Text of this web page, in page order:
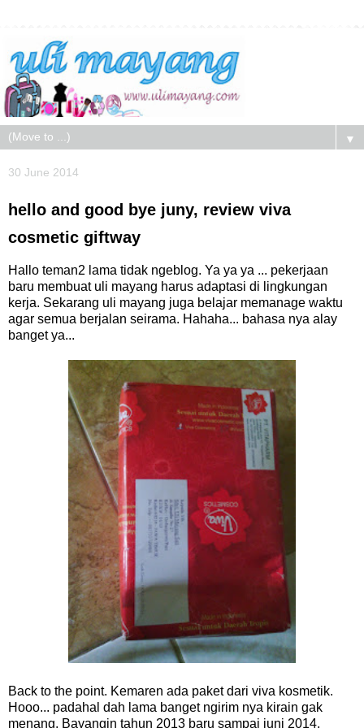
▼
30 June 2014
hello and good bye juny, review viva
cosmetic giftway
Hallo teman2 lama tidak ngeblog. Ya ya ya ... pekerjaan
baru membuat uli mayang harus adaptasi di lingkungan
kerja. Sekarang uli mayang juga belajar memanage waktu
agar semua berjalan seirama. Hahaha... bahasa nya alay
banget ya...
Back to the point. Kemaren ada paket dari viva kosmetik.
Hooo... padahal dah lama banget ngirim nya kirain gak
menang. Bayangin tahun 2013 baru sampai juni 2014.